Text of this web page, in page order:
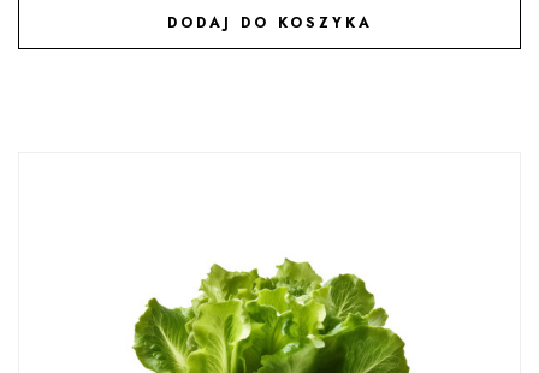
DODAJ DO KOSZYKA
DODAJ DO ULUBIONYCH